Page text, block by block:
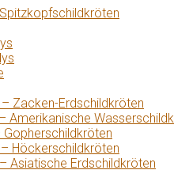
Zacken-Erdschildkröten
Amerikanische
Gopherschildkröten
Höckerschildkröten
Asiatische Erdschildkröten